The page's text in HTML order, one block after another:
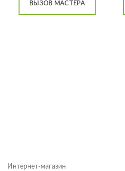
ВЫЗОВ МАСТЕРА
Интернет-магазин